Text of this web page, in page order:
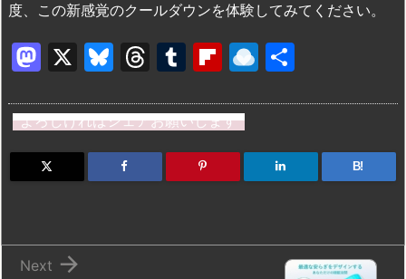
度、この新感覚のクールダウンを体験してみてください。
M
st
o
d
X
Bl
e
s
k
T
e
a
d
T
m
bl
r
Fl
b
o
ar
R
n
dr
o
よろしければシェアお願いします
B!

Next